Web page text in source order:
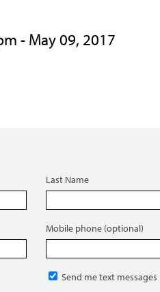
- May 09, 2017
Last Name
Mobile phone (optional)
Send me text messages